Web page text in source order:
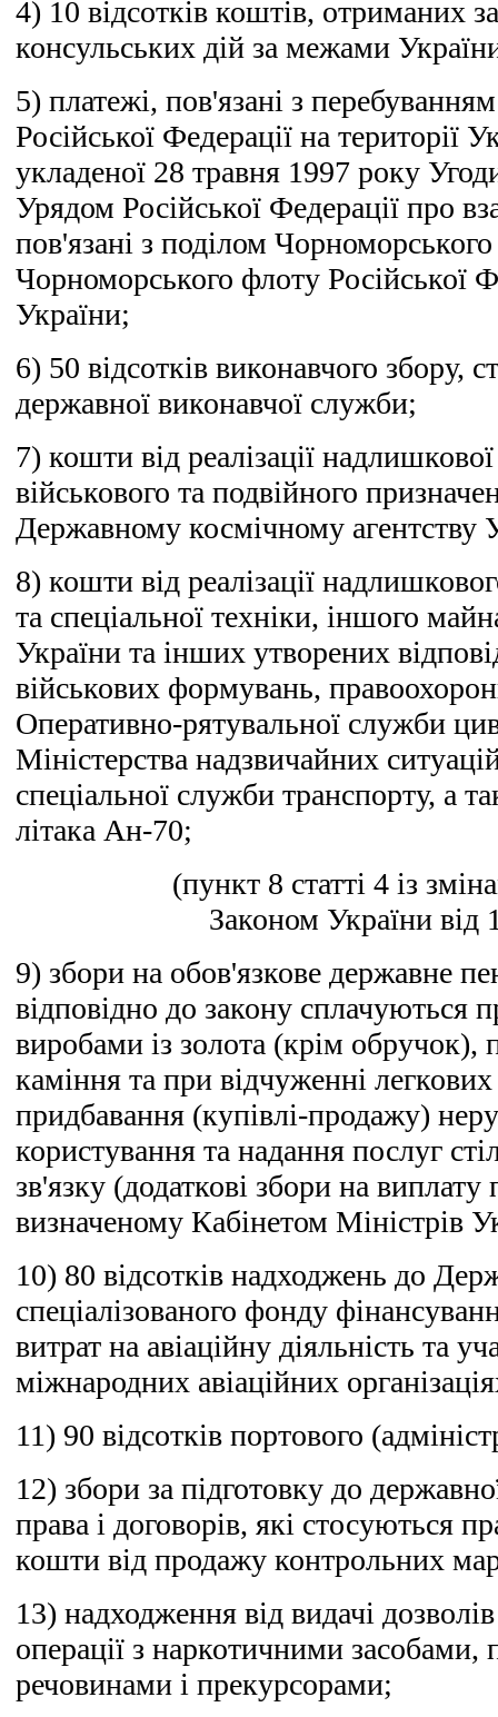
4) 10 відсотків коштів, отриманих
консульських дій за межами
5) платежі, пов'язані з
Російської Федерації на території
укладеної 28 травня 1997 року
Урядом Російської Федерації про
пов'язані з поділом
Чорноморського флоту Російської
України;
6) 50 відсотків виконавчого збору,
державної виконавчої служби;
7) кошти від реалізації
військового та подвійного
Державному космічному агентству
8) кошти від реалізації
та спеціальної техніки, іншого
України та інших утворених
військових формувань,
Оперативно-рятувальної служби
Міністерства надзвичайних
спеціальної служби транспорту, а
літака Ан-70;
(пункт 8 статті 4 із
Законом України
9) збори на обов'язкове державне
відповідно до закону сплачуються
виробами із золота (крім обручок),
каміння та при відчуженні легкових
придбавання (купівлі-продажу)
користування та надання послуг
зв'язку (додаткові збори на виплату
визначеному Кабінетом Міністрів
10) 80 відсотків надходжень до
спеціалізованого фонду
витрат на авіаційну діяльність та
міжнародних авіаційних
11) 90 відсотків портового
12) збори за підготовку до
права і договорів, які стосуються
кошти від продажу контрольних
13) надходження від видачі
операції з наркотичними
речовинами і прекурсорами;